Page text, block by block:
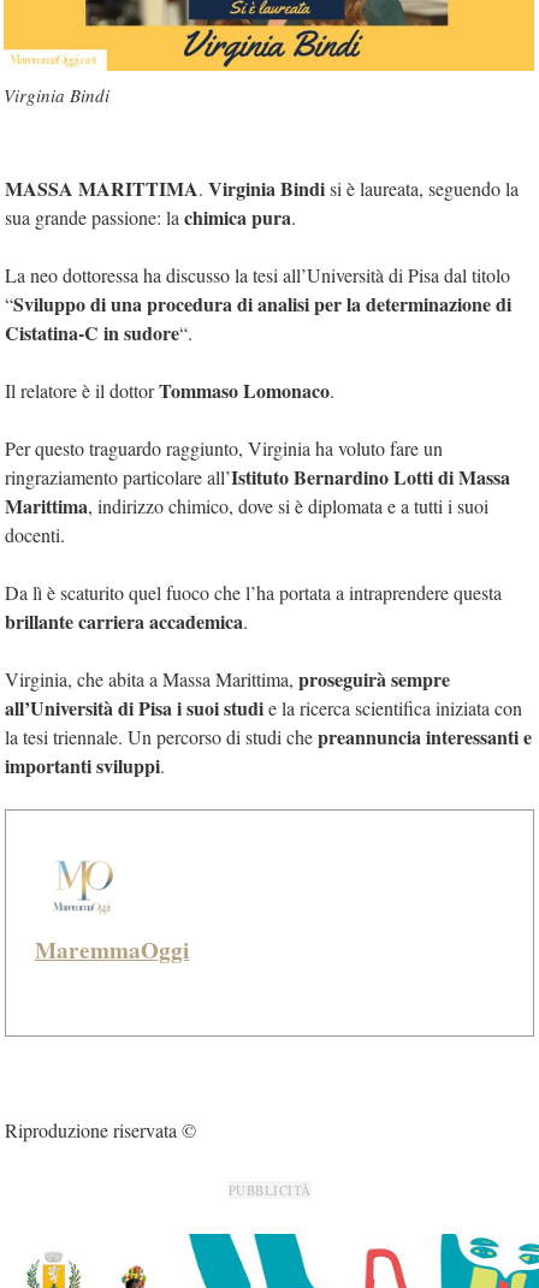
Virginia Bindi
MASSA MARITTIMA. Virginia Bindisi è laureata, seguendo la
sua grande passione: la chimica pura.
La neo dottoressa ha discusso la tesi all’Università di Pisa dal titolo
“Sviluppo di una procedura di analisi per la determinazione di
Cistatina-C in sudore“.
Il relatore è il dottorTommaso Lomonaco.
Per questo traguardo raggiunto, Virginia ha voluto fare un
ringraziamento particolare all’Istituto Bernardino Lotti di Massa
Marittima, indirizzo chimico, dove si è diplomata e a tutti i suoi
docenti.
Da lì è scaturito quel fuoco che l’ha portata a intraprendere questa
brillante carriera accademica.
Virginia, che abita a Massa Marittima, proseguirà sempre
all’Università di Pisa i suoi studie la ricerca scientifica iniziata con
la tesi triennale. Un percorso di studi chepreannuncia interessanti e
importanti sviluppi.
MaremmaOggi
Riproduzione riservata ©
PUBBLICITÀ